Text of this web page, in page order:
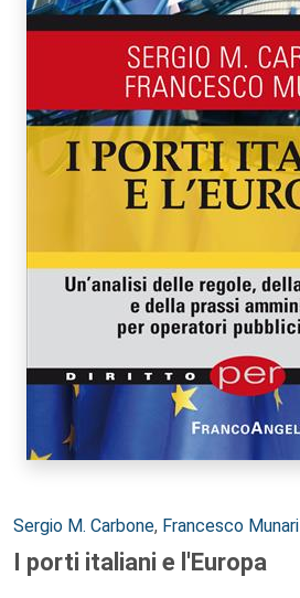
Autori:
Sergio M. Carbone, Francesco Munari
I porti italiani e l'Europa